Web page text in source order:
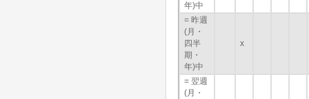
年)中
= 昨週
(月・
四半
期・
年)中
x
= 翌週
(月・